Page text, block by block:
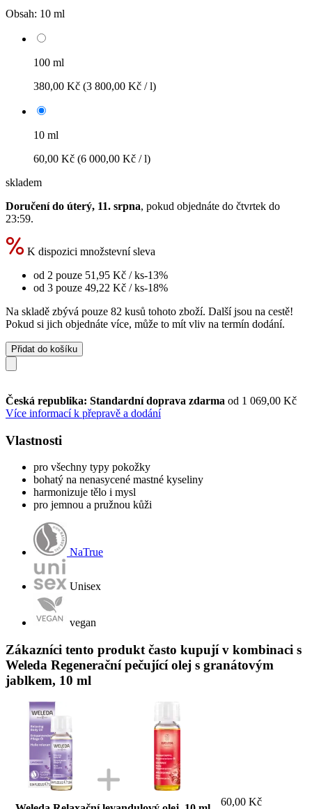
Obsah: 10 ml
100 ml
380,00 Kč (3 800,00 Kč / l)
10 ml
60,00 Kč (6 000,00 Kč / l)
skladem
Doručení do úterý, 11. srpna, pokud objednáte do čtvrtek do
23:59.
K dispozici množstevní sleva
od 2 pouze 51,95 Kč / ks-13%
od 3 pouze 49,22 Kč / ks-18%
Na skladě zbývá pouze 82 kusů tohoto zboží. Další jsou na cestě!
Pokud si jich objednáte více, může to mít vliv na termín dodání.
Přidat do košíku
Česká republika: Standardní doprava zdarma od 1 069,00 Kč
Více informací k přepravě a dodání
Vlastnosti
pro všechny typy pokožky
bohatý na nenasycené mastné kyseliny
harmonizuje tělo i mysl
pro jemnou a pružnou kůži
NaTrue
Unisex
vegan
Zákazníci tento produkt často kupují v kombinaci s
Weleda Regenerační pečující olej s granátovým
jablkem, 10 ml
60,00 Kč